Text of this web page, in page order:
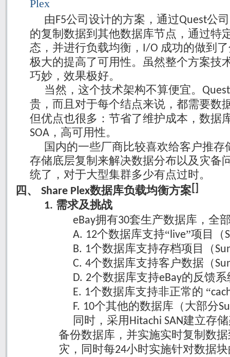
由 F5公司设计的方案，通过Quest公
的复制数据到其他数据库节点，通过特
态，并进行负载均衡，
I/O 成功的做到
极大的提高了可用性。虽然整个方案技
巧妙，效果极好。
当然，这个技术架构不算便宜。
Quest
贵，而且对于每个结点来说，都需要数
但优点也很多：节省了维护成本，数据
SOA ，高可用性。
国内的一些厂商比较喜欢给客户推
存储底层复制来解决数据分布以及灾备
统了，对于大型集群多少有点过时。
四、 Share Plex数据库负载均衡方案
1. 需求及挑战
eBay拥有30套生产数据库，全
A. 12个数据库支持“ live”项目（
B. 1个数据库支持存档项目（
C. 4个数据库支持客户数据（
D. 2个数据库支持eBay的反馈系
E. 1个数据库支持非正常的 “
F. 10个其他的数据库（大部分
同时，采用 Hitachi SAN建立存
备份数据库，并实施实时复制数
灾，同时每24小时实施针对数据